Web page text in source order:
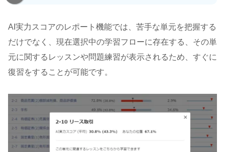
AI実力スコアのレポート機能では、苦手な単元を把握する
だけでなく、現在選択中の学習フローに存在する、その単
元に関するレッスンや問題練習が表示されるため、すぐに
復習をすることが可能です。